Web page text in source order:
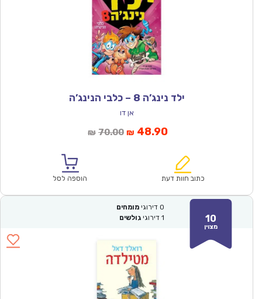
ילד נינג’ה 8 – כלבי הנינג’ה
אן דו
₪ 70.00המחיר
₪70.00.
₪ 48.90המחיר
הוא:
כתוב חוות דעת הוספה לסל
10
מצוין
0 דירוגי מומחים
1 דירוגי גולשים